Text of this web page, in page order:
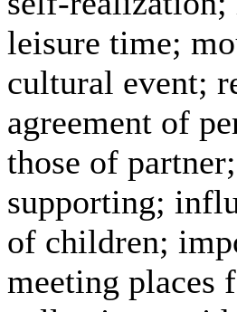
leisure time;
cultural event;
agreement of
those of
supporting;
of children;
meeting places